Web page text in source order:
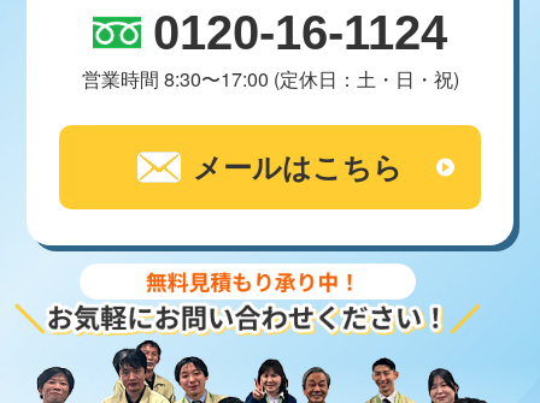
0120-16-1124
営業時間 8:30〜17:00 (定休日：土・日・祝)
メールはこちら